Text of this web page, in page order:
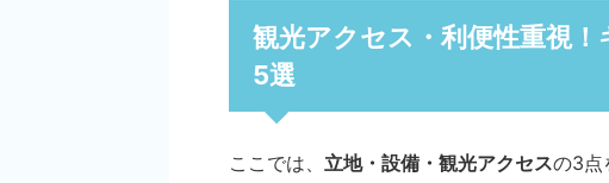
観光アクセス・利便性重視
5選
ここでは、 立地・設備・観光アクセスの3点